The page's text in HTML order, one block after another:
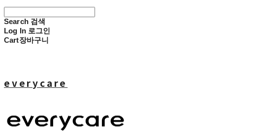
Search 검색
Log In 로그인
Cart장바구니
everycare